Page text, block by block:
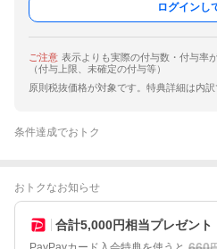
ログインし
ご注意 表示よりも実際の付与数・付与率
（付与上限、未確定の付与等）
原則税抜価格が対象です。特典詳細は内訳
条件達成でおトク
おトクなお知らせ
合計5,000円相当プレゼント